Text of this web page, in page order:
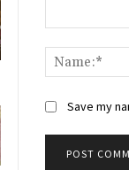
Save my